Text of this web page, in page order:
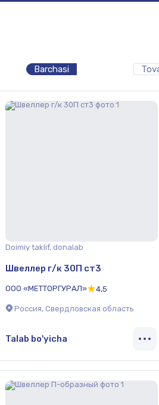
Barchasi
Doimiy taklif, donalab
Швеллер г/к 30П ст3
ООО «МЕТТОРГУРАЛ» 4,5
Россия, Свердловская область
Talab bo'yicha